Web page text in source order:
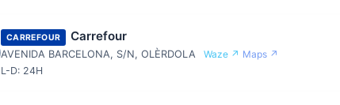
CARREFOUR Carrefour
AVENIDA BARCELONA, S/N, OLÈRDOLA Waze ↗ Maps ↗
L-D: 24H